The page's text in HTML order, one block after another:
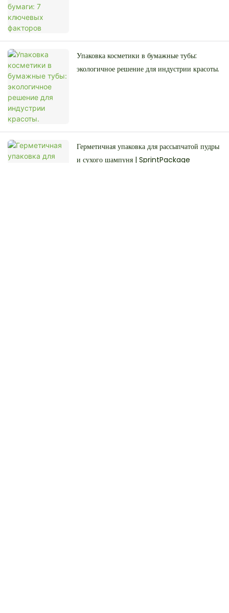
Упаковка косметики в бумажные тубы:
экологичное решение для индустрии красоты.
Герметичная упаковка для рассыпчатой ​​пудры
и сухого шампуня | SprintPackage